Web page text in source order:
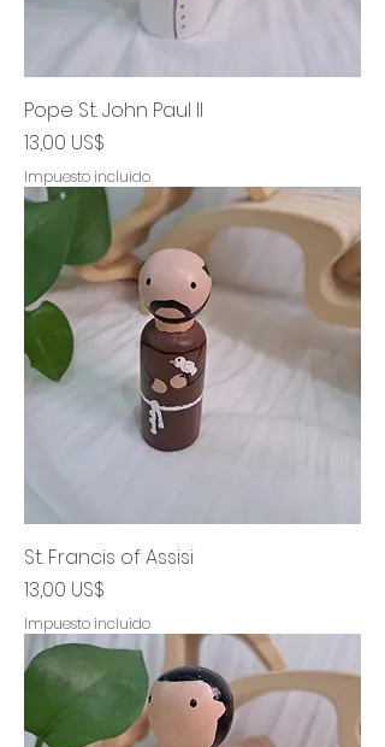
Pope St. John Paul II
Precio
13,00 US$
Impuesto incluido
St. Francis of Assisi
Precio
13,00 US$
Impuesto incluido